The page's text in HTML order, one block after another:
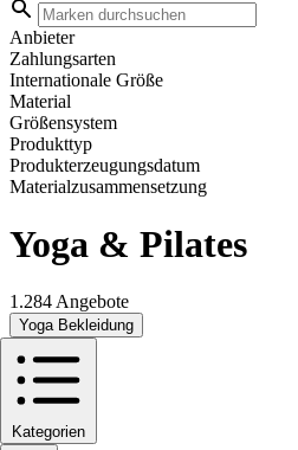
Anbieter
Zahlungsarten
Internationale Größe
Material
Größensystem
Produkttyp
Produkterzeugungsdatum
Materialzusammensetzung
Yoga & Pilates
1.284 Angebote
Yoga Bekleidung
Kategorien